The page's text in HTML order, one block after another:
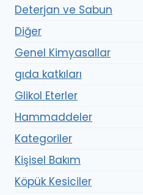
Deterjan ve Sabun
Diğer
Genel Kimyasallar
gıda katkıları
Glikol Eterler
Hammaddeler
Kategoriler
Kişisel Bakım
Köpük Kesiciler